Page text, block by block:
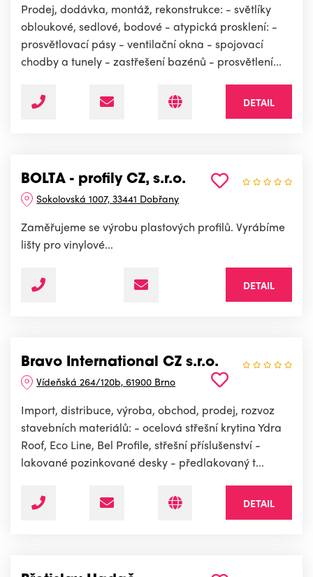
Prodej, dodávka, montáž, rekonstrukce: - světlíky
obloukové, sedlové, bodové - atypická prosklení: -
prosvětlovací pásy - ventilační okna - spojovací
chodby a tunely - zastřešení bazénů - prosvětlení...
DETAIL
BOLTA - profily CZ, s.r.o.
Sokolovská 1007, 33441 Dobřany
Zaměřujeme se výrobu plastových profilů. Vyrábíme
lišty pro vinylové...
DETAIL
Bravo International CZ s.r.o.
Vídeňská 264/120b, 61900 Brno
Import, distribuce, výroba, obchod, prodej, rozvoz
stavebních materiálů: - ocelová střešní krytina Ydra
Roof, Eco Line, Bel Profile, střešní příslušenství -
lakované pozinkované desky - předlakovaný t...
DETAIL